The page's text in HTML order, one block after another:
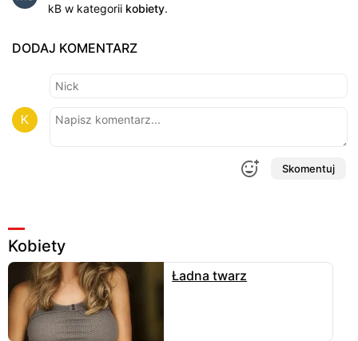
kB w kategorii kobiety.
DODAJ KOMENTARZ
Skomentuj
Kobiety
Ładna twarz